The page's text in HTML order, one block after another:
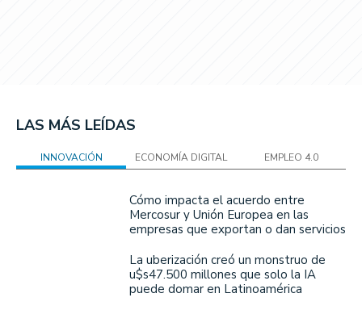
LAS MÁS LEÍDAS
INNOVACIÓN ECONOMÍA DIGITAL EMPLEO 4.0
Cómo impacta el acuerdo entre
Mercosur y Unión Europea en las
empresas que exportan o dan servicios
La uberización creó un monstruo de
u$s47.500 millones que solo la IA
puede domar en Latinoamérica